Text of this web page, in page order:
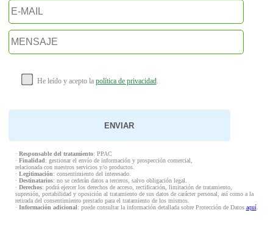
He leído y acepto la política de privacidad.
· Responsable del tratamiento: PPAC
· Finalidad: gestionar el envío de información y prospección comercial,
relacionada con nuestros servicios y/o productos.
· Legitimación: consentimiento del interesado.
· Destinatarios: no se cederán datos a terceros, salvo obligación legal.
· Derechos: podrá ejercer los derechos de acceso, rectificación, limitación de tratamiento,
supresión, portabilidad y oposición al tratamiento de sus datos de carácter personal, así como a la
retirada del consentimiento prestado para el tratamiento de los mismos.
· Información adicional: puede consultar la información detallada sobre Protección de Datos aquí.